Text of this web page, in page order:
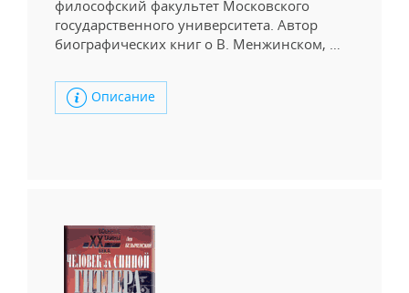
философский факультет Московского
государственного университета. Автор
биографических книг о В. Менжинском, …
Описание